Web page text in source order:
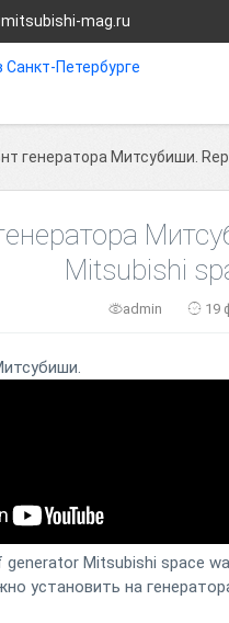
mag.ru
генератора Митсубиши.
Mitsubishi
admin 19
generator Mitsubishi space
установить на